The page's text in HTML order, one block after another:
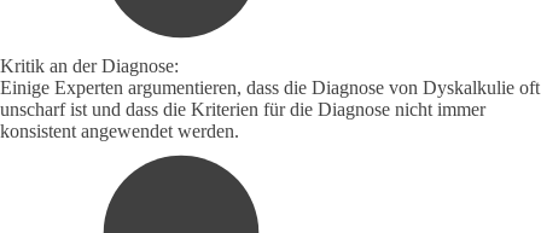
Kritik an der Diagnose:
Einige Experten argumentieren, dass die Diagnose von Dyskalkulie oft
unscharf ist und dass die Kriterien für die Diagnose nicht immer
konsistent angewendet werden.